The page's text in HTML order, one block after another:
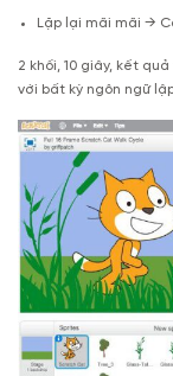
Lặp lại mãi mãi →
2 khối, 10 giây, kết
với bất kỳ ngôn ngữ